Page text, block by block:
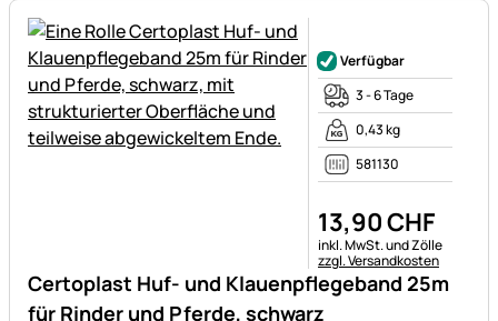
Certoplast Huf- und Klauenpflegeband 25m
für Rinder und Pferde, schwarz
Verfügbar
3 - 6 Tage
0,43 kg
581130
13,90CHF
Steuerhinweis:
inkl. MwSt. und Zölle
zzgl. Versandkosten